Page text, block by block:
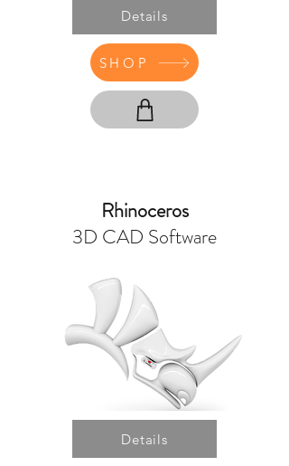
Details
SHOP
Rhinoceros
3D CAD Software
Details